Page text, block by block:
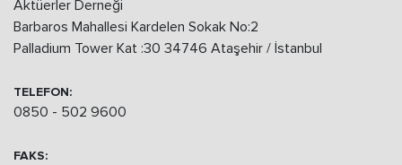
Aktüerler Derneği
Barbaros Mahallesi Kardelen Sokak No:2
Palladium Tower Kat :30 34746 Ataşehir / İstanbul
TELEFON:
0850 - 502 9600
FAKS: